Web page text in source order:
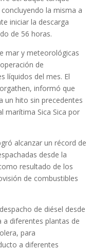
la misma a
iniciar la descarga
de 56 horas.
mar y meteorológicas
de
líquidos del mes. El
informó que
un hito sin precedentes
marítima Sica Sica por
alcanzar un récord de
desde la
resultado de los
de combustibles
de diésel desde
a diferentes plantas de
para
a diferentes